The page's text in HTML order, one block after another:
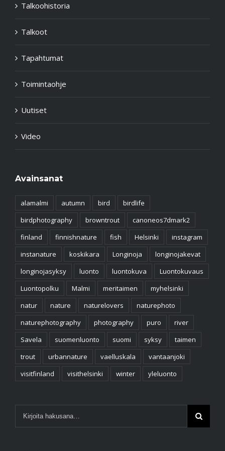
Talkoohistoria
Talkoot
Tapahtumat
Toimintaohje
Uutiset
Video
Avainsanat
alamalmi autumn bird
birdlife
birdphotography
browntrout
canoneos7dmark2
finland
finnishnature fish Helsinki
instagram
instanature
koskikara Longinoja
longinojakevat
longinojasyksy
luonto luontokuva
Luontokuvaus
Luontopolku
Malmi meritaimen
myhelsinki
natur
nature naturelovers
naturephoto
naturephotography
photography puro
river
Savela
suomenluonto suomi syksy
taimen
trout
urbannature vaelluskala
vantaanjoki
visitfinland
visithelsinki winter yleluonto